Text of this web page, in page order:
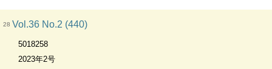
28 Vol.36 No.2 (440)
5018258
2023年2号